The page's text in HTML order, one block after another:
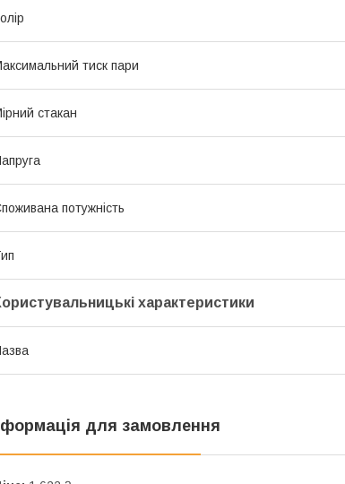
тиск пари
стакан
потужність
характеристики
для замовлення